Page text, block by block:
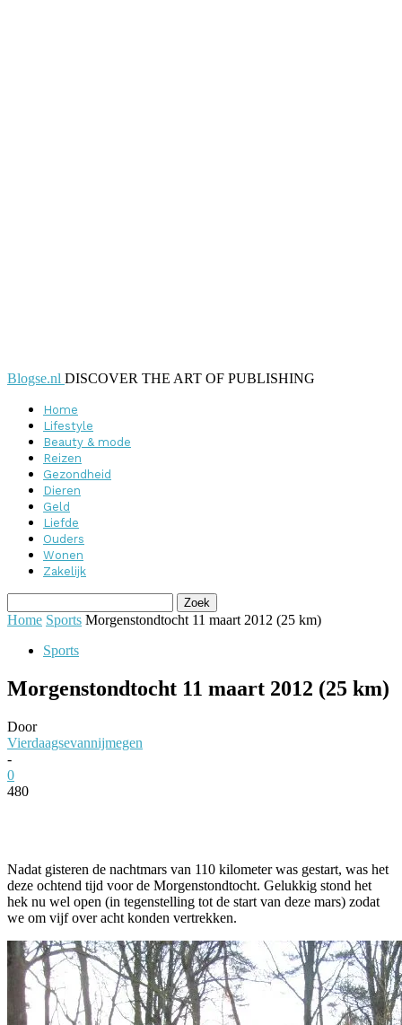
Blogse.nl DISCOVER THE ART OF PUBLISHING
Home
Lifestyle
Beauty & mode
Reizen
Gezondheid
Dieren
Geld
Liefde
Ouders
Wonen
Zakelijk
Home Sports Morgenstondtocht 11 maart 2012 (25 km)
Sports
Morgenstondtocht 11 maart 2012 (25 km)
Door
Vierdaagsevannijmegen
-
0
480
Nadat gisteren de nachtmars van 110 kilometer was gestart, was het
deze ochtend tijd voor de Morgenstondtocht. Gelukkig stond het
hek nu wel open (in tegenstelling tot de start van deze mars) zodat
we om vijf over acht konden vertrekken.